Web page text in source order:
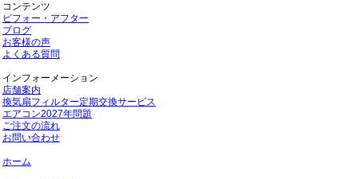
コンテンツ
ビフォー・アフター
ブログ
お客様の声
よくある質問
インフォーメーション
店舗案内
換気扇フィルター定期交換サービス
エアコン2027年問題
ご注文の流れ
お問い合わせ
ホーム